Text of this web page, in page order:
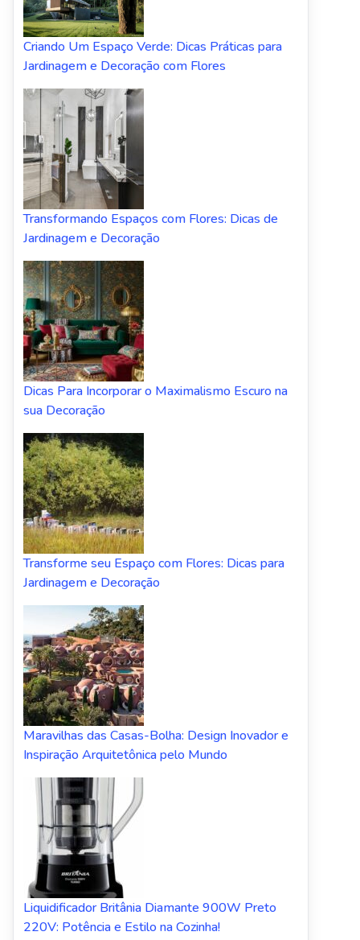
Criando Um Espaço Verde: Dicas Práticas para
Jardinagem e Decoração com Flores
Transformando Espaços com Flores: Dicas de
Jardinagem e Decoração
Dicas Para Incorporar o Maximalismo Escuro na
sua Decoração
Transforme seu Espaço com Flores: Dicas para
Jardinagem e Decoração
Maravilhas das Casas-Bolha: Design Inovador e
Inspiração Arquitetônica pelo Mundo
Liquidificador Britânia Diamante 900W Preto
220V: Potência e Estilo na Cozinha!